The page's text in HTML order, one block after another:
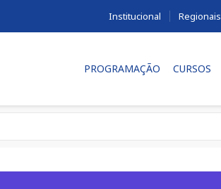
Institucional Regionais
PROGRAMAÇÃO CURSOS